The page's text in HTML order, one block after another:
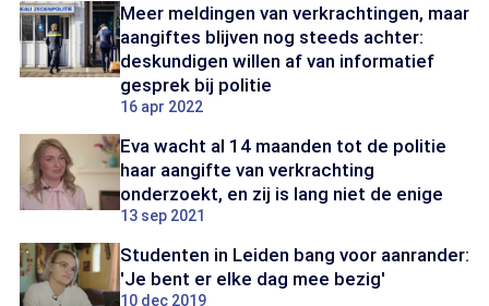
Meer meldingen van verkrachtingen, maar
aangiftes blijven nog steeds achter:
deskundigen willen af van informatief
gesprek bij politie
16 apr 2022
Eva wacht al 14 maanden tot de politie
haar aangifte van verkrachting
onderzoekt, en zij is lang niet de enige
13 sep 2021
Studenten in Leiden bang voor aanrander:
'Je bent er elke dag mee bezig'
10 dec 2019